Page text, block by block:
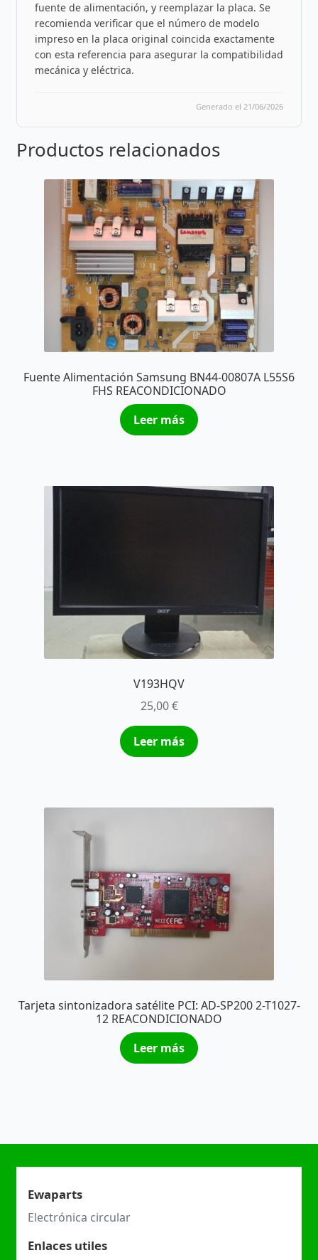
fuente de alimentación, y reemplazar la placa. Se
recomienda verificar que el número de modelo
impreso en la placa original coincida exactamente
con esta referencia para asegurar la compatibilidad
mecánica y eléctrica.
Generado el 21/06/2026
Productos relacionados
Fuente Alimentación Samsung BN44-00807A L55S6
FHS REACONDICIONADO
Leer más
V193HQV
25,00€
Leer más
Tarjeta sintonizadora satélite PCI: AD-SP200 2-T1027-
12 REACONDICIONADO
Leer más
Ewaparts
Electrónica circular
Enlaces utiles